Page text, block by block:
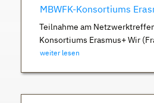
MBWFK-Konsortiums
Teilnahme am
Konsortiums Erasmus+ Wir
weiter lesen